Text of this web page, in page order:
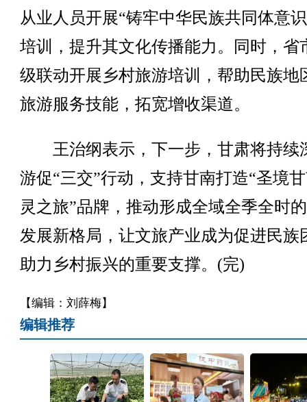
从业人员开展“铸牢中华民族共同体意
培训，提升其文化传播能力。同时，省
级联动开展乡村旅游培训，帮助民族地
旅游服务技能，拓宽增收渠道。
王治纲表示，下一步，甘肃将持续
游促“三交”行动，支持甘南打造“圣境甘
灵之旅”品牌，推动形成全域全季全时
发展新格局，让文旅产业成为促进民族
助力乡村振兴的重要支撑。(完)
【编辑：刘薛梅】
编辑推荐